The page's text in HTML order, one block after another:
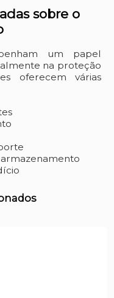
sobre o
um papel
na proteção
oferecem várias